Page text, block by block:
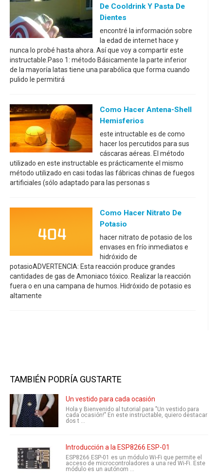
De Cooldrink Y Pasta De
Dientes
encontré la información sobre
la edad de internet hace y
nunca lo probé hasta ahora. Así que voy a compartir este
instructable.Paso 1: método Básicamente la parte inferior
de la mayoría latas tiene una parabólica que forma cuando
pulido le permitirá
Como Hacer Antena-Shell
Hemisferios
este intructable es de como
hacer los percutidos para sus
cáscaras aéreas. El método
utilizado en este instructable es prácticamente el mismo
método utilizado en casi todas las fábricas chinas de fuegos
artificiales (sólo adaptado para las personas s
Como Hacer Nitrato De
Potasio
hacer nitrato de potasio de los
envases en frío inmediatos e
hidróxido de
potasioADVERTENCIA: Esta reacción produce grandes
cantidades de gas de Amoniaco tóxico. Realizar la reacción
fuera o en una campana de humos. Hidróxido de potasio es
altamente
TAMBIÉN PODRÍA GUSTARTE
Un vestido para cada ocasión
Hola y Bienvenido al tutorial para "Un vestido para
cada ocasión!" En este instructable, quiero destacar
dos t ...
Introducción a la ESP8266 ESP-01
ESP8266 ESP-01 es un módulo Wi-Fi que permite el
acceso de microcontroladores a una red Wi-Fi. Este
módulo es un autónom ...